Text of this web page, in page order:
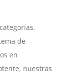
de
en
nuestras